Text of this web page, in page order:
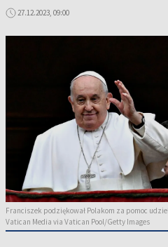
27.12.2023, 09:00
Franciszek podziękował Polakom za pomoc
Vatican Media via Vatican Pool/Getty Images